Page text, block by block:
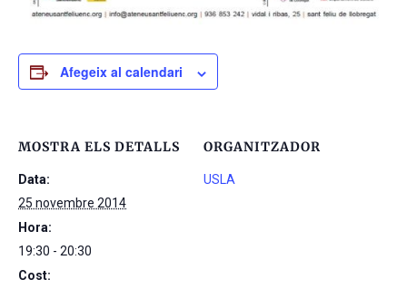
Afegeix al calendari
MOSTRA ELS DETALLS
Data:
25 novembre 2014
Hora:
19:30 - 20:30
Cost:
ORGANITZADOR
USLA